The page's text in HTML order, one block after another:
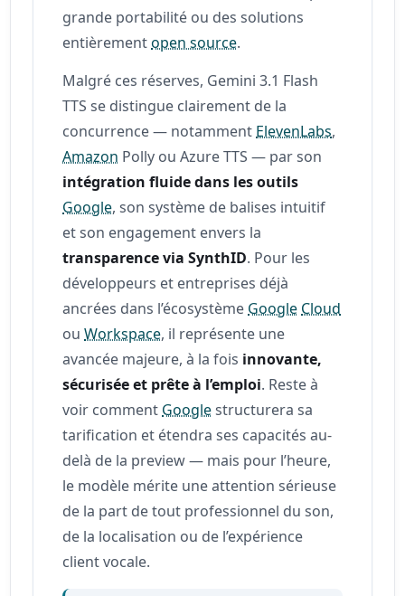
grande portabilité ou des solutions
entièrementopen source.
Malgré ces réserves, Gemini 3.1 Flash
TTS se distingue clairement de la
concurrence — notamment ElevenLabs,
Amazon Polly ou Azure TTS — par son
intégration fluide dans les outils
Google, son système de balises intuitif
et son engagement envers la
transparence via SynthID. Pour les
développeurs et entreprises déjà
ancrées dans l’écosystème Google Cloud
ouWorkspace, il représente une
avancée majeure, à la fois innovante,
sécurisée et prête à l’emploi. Reste à
voir comment Googlestructurera sa
tarification et étendra ses capacités au-
delà de la preview — mais pour l’heure,
le modèle mérite une attention sérieuse
de la part de tout professionnel du son,
de la localisation ou de l’expérience
client vocale.